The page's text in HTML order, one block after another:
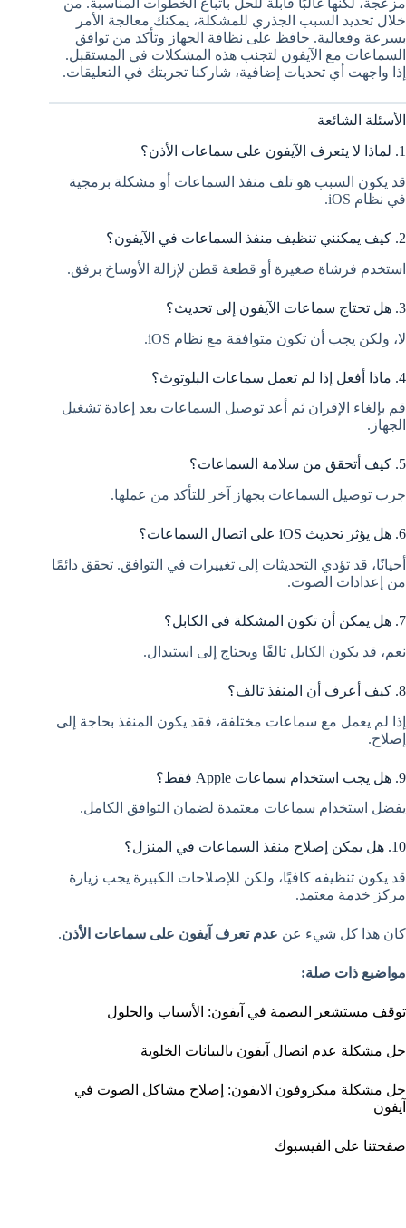
مزعجة، لكنها غالبًا قابلة للحل باتباع الخطوات المناسبة. من
خلال تحديد السبب الجذري للمشكلة، يمكنك معالجة الأمر
بسرعة وفعالية. حافظ على نظافة الجهاز وتأكد من توافق
السماعات مع الآيفون لتجنب هذه المشكلات في المستقبل.
إذا واجهت أي تحديات إضافية، شاركنا تجربتك في التعليقات.
الأسئلة الشائعة
1. لماذا لا يتعرف الآيفون على سماعات الأذن؟
قد يكون السبب هو تلف منفذ السماعات أو مشكلة برمجية
في نظام iOS.
2. كيف يمكنني تنظيف منفذ السماعات في الآيفون؟
استخدم فرشاة صغيرة أو قطعة قطن لإزالة الأوساخ برفق.
3. هل تحتاج سماعات الآيفون إلى تحديث؟
لا، ولكن يجب أن تكون متوافقة مع نظام iOS.
4. ماذا أفعل إذا لم تعمل سماعات البلوتوث؟
قم بإلغاء الإقران ثم أعد توصيل السماعات بعد إعادة تشغيل
الجهاز.
5. كيف أتحقق من سلامة السماعات؟
جرب توصيل السماعات بجهاز آخر للتأكد من عملها.
6. هل يؤثر تحديث iOS على اتصال السماعات؟
أحيانًا، قد تؤدي التحديثات إلى تغييرات في التوافق. تحقق دائمًا
من إعدادات الصوت.
7. هل يمكن أن تكون المشكلة في الكابل؟
نعم، قد يكون الكابل تالفًا ويحتاج إلى استبدال.
8. كيف أعرف أن المنفذ تالف؟
إذا لم يعمل مع سماعات مختلفة، فقد يكون المنفذ بحاجة إلى
إصلاح.
9. هل يجب استخدام سماعات Apple فقط؟
يفضل استخدام سماعات معتمدة لضمان التوافق الكامل.
10. هل يمكن إصلاح منفذ السماعات في المنزل؟
قد يكون تنظيفه كافيًا، ولكن للإصلاحات الكبيرة يجب زيارة
مركز خدمة معتمد.
كان هذا كل شيء عن عدم تعرف آيفون على سماعات الأذن.
مواضيع ذات صلة:
توقف مستشعر البصمة في آيفون: الأسباب والحلول
حل مشكلة عدم اتصال آيفون بالبيانات الخلوية
حل مشكلة ميكروفون الايفون: إصلاح مشاكل الصوت في
آيفون
صفحتنا على الفيسبوك